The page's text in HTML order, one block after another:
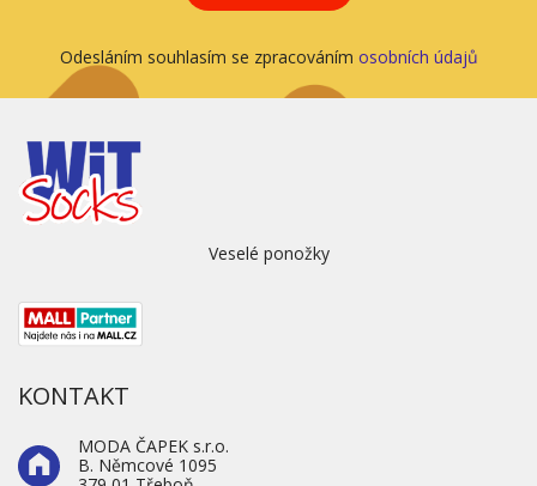
Odesláním souhlasím se zpracováním osobních údajů
Veselé ponožky
KONTAKT
MODA ČAPEK s.r.o.
B. Němcové 1095